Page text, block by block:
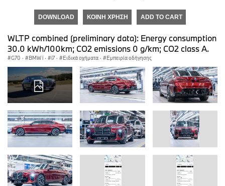
DOWNLOAD ΚΟΙΝΉ ΧΡΉΣΗ ADD TO CART
WLTP combined (preliminary data): Energy consumption
30.0 kWh/100km; CO2 emissions 0 g/km; CO2 class A.
G70 · BMW i · i7 · Ειδικά οχήματα · Εμπειρία οδήγησης